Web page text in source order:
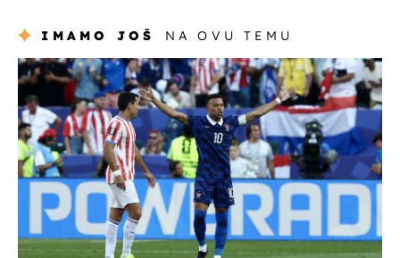
IMAMO JOŠ NA OVU TEMU
svjetsko prvenstvo 2026